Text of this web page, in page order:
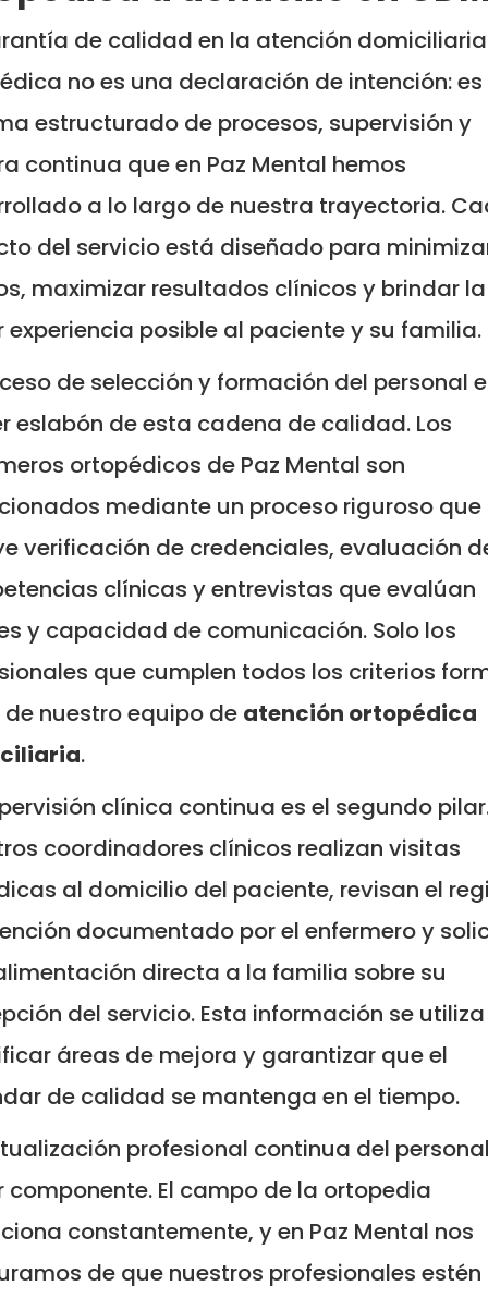
de calidad en la atención domiciliaria
no es una declaración de intención: es
estructurado de procesos, supervisión y
continua que en Paz Mental hemos
a lo largo de nuestra trayectoria.
del servicio está diseñado para
maximizar resultados clínicos y brindar la
experiencia posible al paciente y su familia.
de selección y formación del personal
eslabón de esta cadena de calidad. Los
ortopédicos de Paz Mental son
mediante un proceso riguroso que
verificación de credenciales, evaluación
clínicas y entrevistas que evalúan
y capacidad de comunicación. Solo los
que cumplen todos los criterios
nuestro equipo de atención ortopédica
.
clínica continua es el segundo
coordinadores clínicos realizan visitas
al domicilio del paciente, revisan el
documentado por el enfermero y
directa a la familia sobre su
del servicio. Esta información se
áreas de mejora y garantizar que el
de calidad se mantenga en el tiempo.
profesional continua del
componente. El campo de la ortopedia
constantemente, y en Paz Mental nos
de que nuestros profesionales estén